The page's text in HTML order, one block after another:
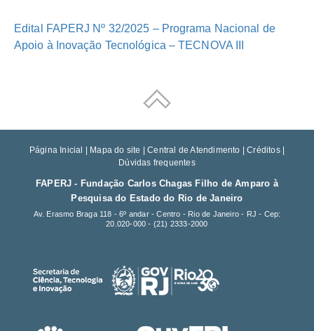
Edital FAPERJ Nº 32/2025 – Programa Nacional de
Apoio à Inovação Tecnológica – TECNOVA III
Página Inicial Mapa do site |Central de Atendimento |Créditos|
Dúvidas frequentes
FAPERJ - Fundação Carlos Chagas Filho de Amparo à
Pesquisa do Estado do Rio de Janeiro
Av. Erasmo Braga 118 - 6º andar - Centro - Rio de Janeiro - RJ - Cep:
20.020-000 - (21) 2333-2000